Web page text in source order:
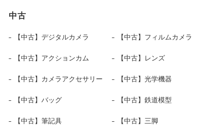
中古
【中古】デジタルカメラ 【中古】フィルムカメラ
【中古】アクションカム 【中古】レンズ
【中古】カメラアクセサリー 【中古】光学機器
【中古】バッグ 【中古】鉄道模型
【中古】筆記具 【中古】三脚